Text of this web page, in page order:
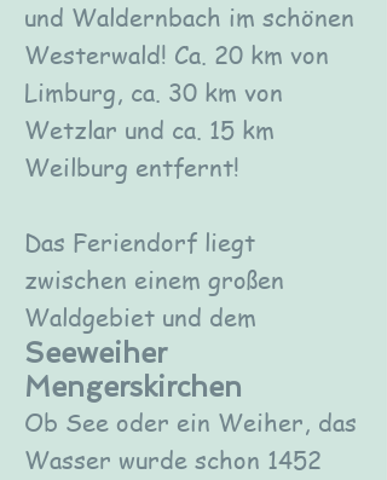
und Waldernbach im schönen
Westerwald! Ca. 20 km von
Limburg, ca. 30 km von
Wetzlar und ca. 15 km
Weilburg entfernt!
Das Feriendorf liegt
zwischen einem großen
Waldgebiet und dem
Seeweiher
Mengerskirchen
Ob See oder ein Weiher, das
Wasser wurde schon 1452